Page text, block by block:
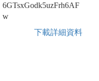
6GTsxGodk5uzFrh6AF
w
下載詳細資料